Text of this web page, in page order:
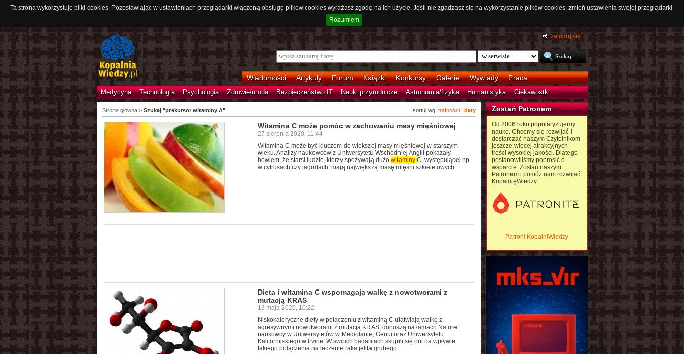
Ta strona wykorzystuje pliki cookies. Pozostawiając w ustawieniach przeglądarki włączoną obsługę plików cookies wyrażasz zgodę na ich użycie. Jeśli nie zgadzasz się na wykorzystanie plików cookies, zmień ustawienia swojej przeglądarki.
Rozumiem
zaloguj się
Wiadomości Artykuły Forum Książki Konkursy Galerie Wywiady Praca
Medycyna Technologia Psychologia Zdrowie/uroda Bezpieczeństwo IT Nauki przyrodnicze Astronomia/fizyka Humanistyka Ciekawostki
sortuj wg: trafności| daty
Strona główna> Szukaj "prekursor witaminy A"
Witamina C może pomóc w zachowaniu masy mięśniowej
27 sierpnia 2020, 11:44
Witamina C może być kluczem do większej masy mięśniowej w starszym
wieku. Analizy naukowców z Uniwersytetu Wschodniej Anglii pokazały
bowiem, że starsi ludzie, którzy spożywają dużo witaminy C, występującej np.
w cytrusach czy jagodach, mają największą masę mięśni szkieletowych.
Dieta i witamina C wspomagają walkę z nowotworami z
mutacją KRAS
13 maja 2020, 10:22
Niskokaloryczne diety w połączeniu z witaminą C ułatwiają walkę z
agresywnymi nowotworami z mutacją KRAS, donoszą na łamach Nature
naukowcy w Uniwersytetów w Mediolanie, Genui oraz Uniwersytetu
Kalifornijskiego w Irvine. W swoich badaniach skupili się oni na wpływie
takiego połączenia na leczenie raka jelita grubego
Zostań Patronem
Od 2006 roku popularyzujemy
naukę. Chcemy się rozwijać i
dostarczać naszym Czytelnikom
jeszcze więcej atrakcyjnych
treści wysokiej jakości. Dlatego
postanowiliśmy poprosić o
wsparcie. Zostań naszym
Patronem i pomóż nam rozwijać
KopalnięWiedzy.
Patroni KopalniWiedzy